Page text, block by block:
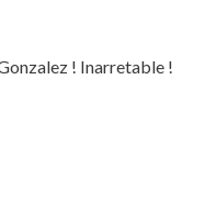
! Inarretable !